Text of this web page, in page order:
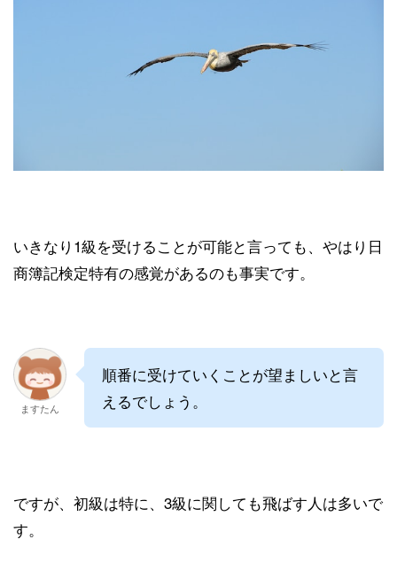
いきなり1級を受けることが可能と言っても、やはり日
商簿記検定特有の感覚があるのも事実です。
ますたん
順番に受けていくことが望ましいと言
えるでしょう。
ですが、初級は特に、3級に関しても飛ばす人は多いで
す。